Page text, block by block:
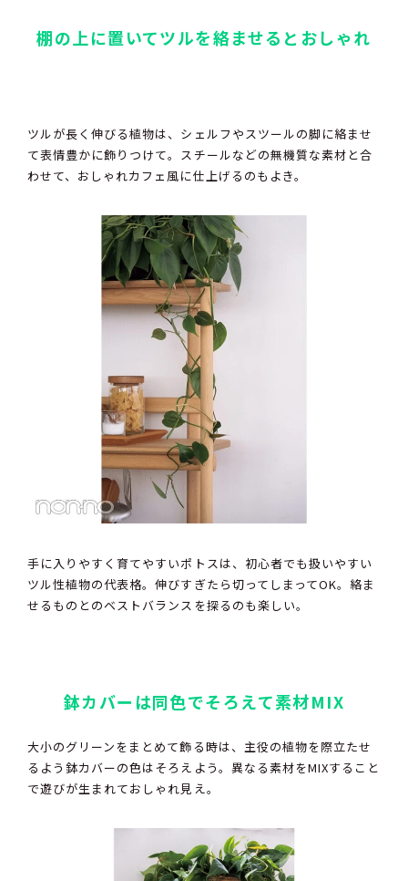
棚の上に置いてツルを絡ませるとおしゃれ
ツルが長く伸びる植物は、シェルフやスツールの脚に絡ませ
て表情豊かに飾りつけて。スチールなどの無機質な素材と合
わせて、おしゃれカフェ風に仕上げるのもよき。
手に入りやすく育てやすいポトスは、初心者でも扱いやすい
ツル性植物の代表格。伸びすぎたら切ってしまってOK。絡ま
せるものとのベストバランスを探るのも楽しい。
鉢カバーは同色でそろえて素材MIX
大小のグリーンをまとめて飾る時は、主役の植物を際立たせ
るよう鉢カバーの色はそろえよう。異なる素材をMIXすること
で遊びが生まれておしゃれ見え。